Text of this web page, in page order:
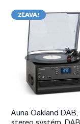
ZĽAVA!
Auna Oakland